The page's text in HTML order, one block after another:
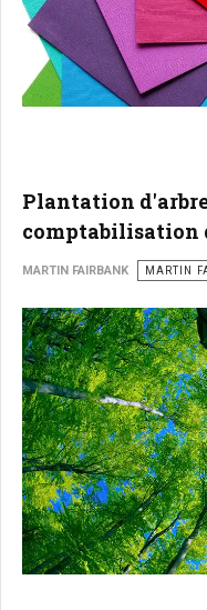
Plantation
comptabilisation
MARTIN FAIRBANK MARTIN